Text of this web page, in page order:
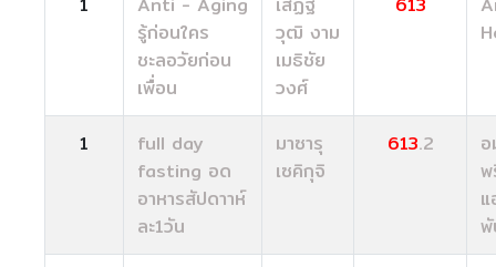
รู้ก่อนใคร
ชะลอวัยก่อน
เพื่อน
วุฒิ งาม
เมธิชัย
วงศ์
1
full day
fasting อด
อาหารสัปดาาห์
ละ1วัน
มาซารุ
เซคิกุจิ
613.2